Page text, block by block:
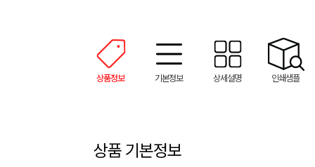
상품정보 기본정보 상세설명 인쇄샘플
상품 기본정보